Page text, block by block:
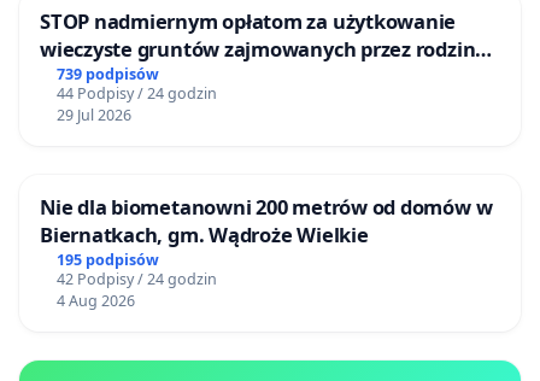
STOP nadmiernym opłatom za użytkowanie
wieczyste gruntów zajmowanych przez rodzinne
ogrody działkowe.
739 podpisów
44 Podpisy / 24 godzin
29 Jul 2026
Nie dla biometanowni 200 metrów od domów w
Biernatkach, gm. Wądroże Wielkie
195 podpisów
42 Podpisy / 24 godzin
4 Aug 2026